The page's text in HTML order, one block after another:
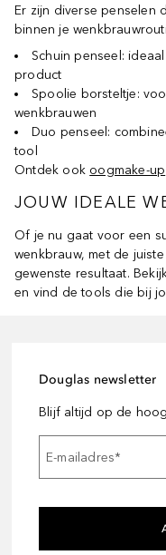
Er zijn diverse penselen
binnen je
Schuin penseel:
product
Spoolie borsteltje:
wenkbrauwen
Duo penseel:
tool
Ontdek ook oogmake-up
JOUW IDEALE
Of je nu gaat voor een
wenkbrauw, met de
gewenste resultaat.
en vind de tools die bij
Douglas newsletter
Blijf altijd op de
E-mailadres*